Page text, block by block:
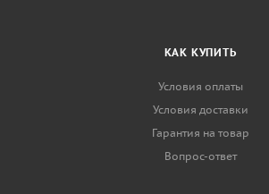
КАК КУПИТЬ
Условия оплаты
Условия доставки
Гарантия на товар
Вопрос-ответ